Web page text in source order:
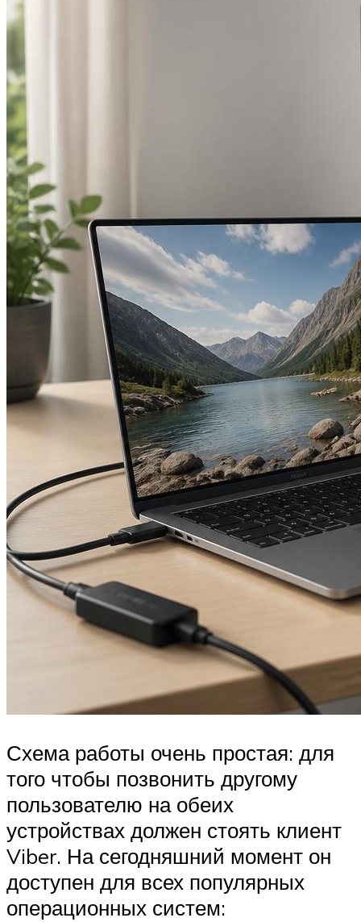
Схема работы очень простая: для
того чтобы позвонить другому
пользователю на обеих
устройствах должен стоять клиент
Viber. На сегодняшний момент он
доступен для всех популярных
операционных систем: